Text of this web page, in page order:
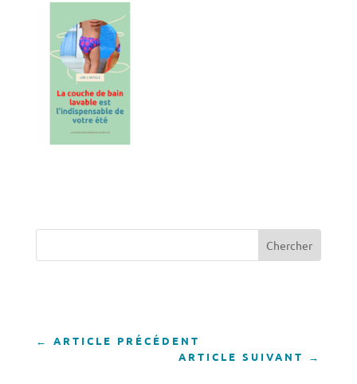
← ARTICLE PRÉCÉDENT
ARTICLE SUIVANT
→